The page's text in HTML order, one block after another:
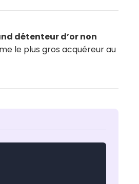
détenteur d’or non
le plus gros acquéreur au